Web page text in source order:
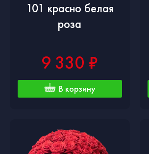
101 красно белая
роза
9 330 ₽
В корзину